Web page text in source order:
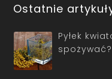
Ostatnie
Pyłek
spożywać?